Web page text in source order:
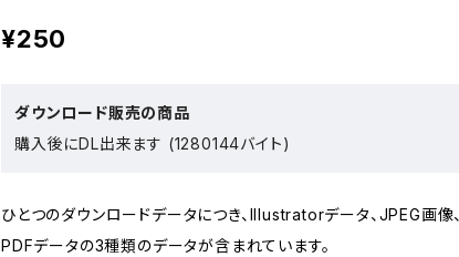
¥250
ダウンロード販売の商品
購入後にDL出来ます (1280144バイト)
ひとつのダウンロードデータにつき、Illustratorデータ、JPEG画像、
PDFデータの3種類のデータが含まれています。